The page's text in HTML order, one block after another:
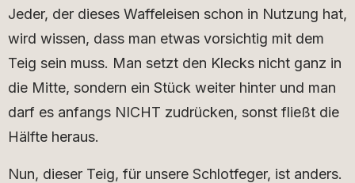
Jeder, der dieses Waffeleisen schon in Nutzung hat,
wird wissen, dass man etwas vorsichtig mit dem
Teig sein muss. Man setzt den Klecks nicht ganz in
die Mitte, sondern ein Stück weiter hinter und man
darf es anfangs NICHT zudrücken, sonst fließt die
Hälfte heraus.
Nun, dieser Teig, für unsere Schlotfeger, ist anders.